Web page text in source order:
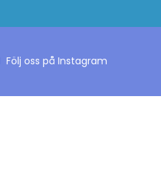
Följ oss på Instagram